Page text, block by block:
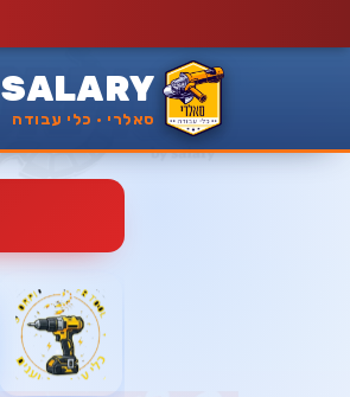
SALARY
סאלרי · כלי עבודה